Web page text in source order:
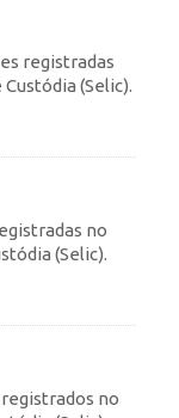
registradas
(Selic).
no
(Selic).
no